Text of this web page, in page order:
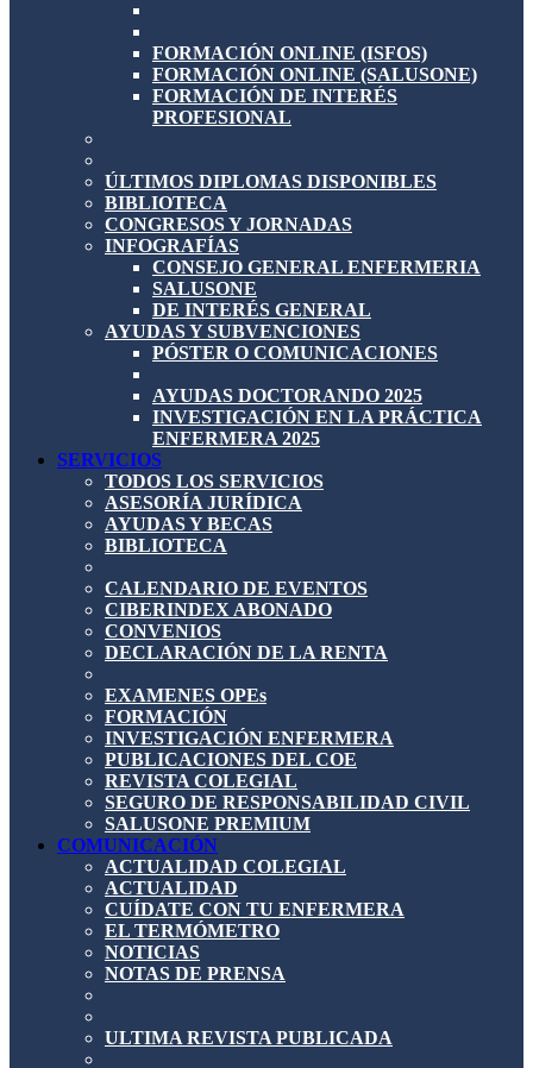
FORMACIÓN ONLINE (ISFOS)
FORMACIÓN ONLINE (SALUSONE)
FORMACIÓN DE INTERÉS
PROFESIONAL
ÚLTIMOS DIPLOMAS DISPONIBLES
BIBLIOTECA
CONGRESOS Y JORNADAS
INFOGRAFÍAS
CONSEJO GENERAL ENFERMERIA
SALUSONE
DE INTERÉS GENERAL
AYUDAS Y SUBVENCIONES
PÓSTER O COMUNICACIONES
AYUDAS DOCTORANDO 2025
INVESTIGACIÓN EN LA PRÁCTICA
ENFERMERA 2025
SERVICIOS
TODOS LOS SERVICIOS
ASESORÍA JURÍDICA
AYUDAS Y BECAS
BIBLIOTECA
CALENDARIO DE EVENTOS
CIBERINDEX ABONADO
CONVENIOS
DECLARACIÓN DE LA RENTA
EXAMENES OPEs
FORMACIÓN
INVESTIGACIÓN ENFERMERA
PUBLICACIONES DEL COE
REVISTA COLEGIAL
SEGURO DE RESPONSABILIDAD CIVIL
SALUSONE PREMIUM
COMUNICACIÓN
ACTUALIDAD COLEGIAL
ACTUALIDAD
CUÍDATE CON TU ENFERMERA
EL TERMÓMETRO
NOTICIAS
NOTAS DE PRENSA
ULTIMA REVISTA PUBLICADA